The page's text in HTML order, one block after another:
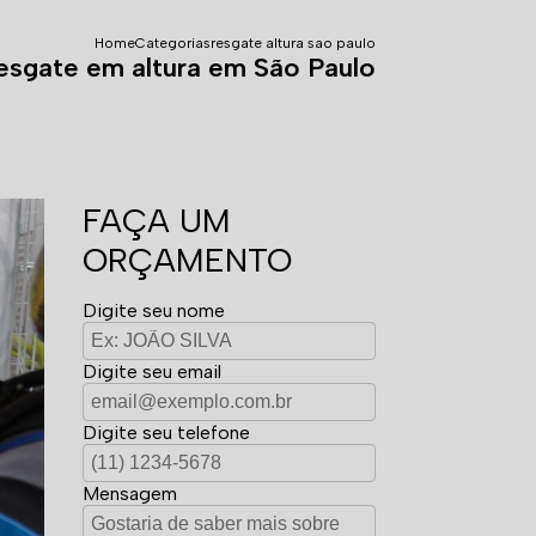
HomeCategoriasresgate altura sao paulo
em altura em São Paulo
FAÇA UM
ORÇAMENTO
Digite seu nome
Digite seu email
Digite seu telefone
Mensagem